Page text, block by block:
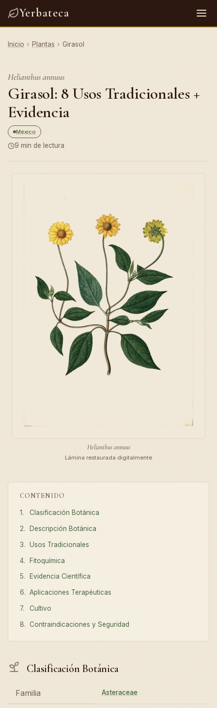
Yerbateca
Inicio › Plantas › Girasol
Helianthus annuus
Girasol: 8 Usos Tradicionales +
Evidencia
México
9 min de lectura
CONTENIDO
Clasificación Botánica
Descripción Botánica
Usos Tradicionales
Fitoquímica
Evidencia Científica
Aplicaciones Terapéuticas
Cultivo
Contraindicaciones y Seguridad
Clasificación Botánica
Familia Asteraceae
Helianthus annuus
Lámina restaurada digitalmente